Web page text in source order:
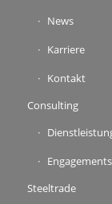
News
Karriere
Kontakt
Consulting
Engagements
Steeltrade